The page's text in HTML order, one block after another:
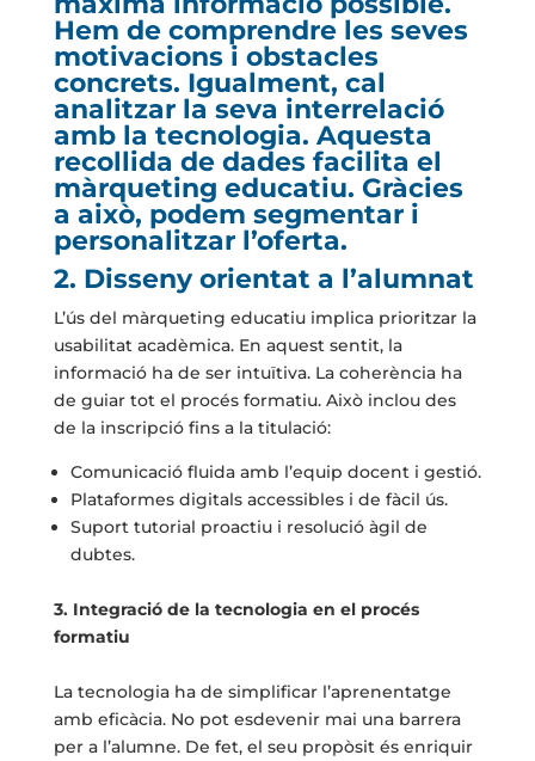
Hem de comprendre les seves
motivacions i obstacles
concrets. Igualment, cal
analitzar la seva interrelació
amb la tecnologia. Aquesta
recollida de dades facilita el
màrqueting educatiu. Gràcies
a això, podem segmentar i
personalitzar l’oferta.
2. Disseny orientat a l’alumnat
L’ús del màrqueting educatiu implica prioritzar la
usabilitat acadèmica. En aquest sentit, la
informació ha de ser intuïtiva. La coherència ha
de guiar tot el procés formatiu. Això inclou des
de la inscripció fins a la titulació:
Comunicació fluida amb l’equip docent i gestió.
Plataformes digitals accessibles i de fàcil ús.
Suport tutorial proactiu i resolució àgil de
dubtes.
3. Integració de la tecnologia en el procés
formatiu
La tecnologia ha de simplificar l’aprenentatge
amb eficàcia. No pot esdevenir mai una barrera
per a l’alumne. De fet, el seu propòsit és enriquir